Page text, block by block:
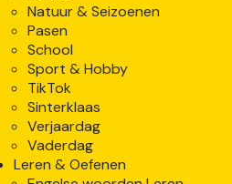
Natuur & Seizoenen
Pasen
School
Sport & Hobby
TikTok
Sinterklaas
Verjaardag
Vaderdag
Leren & Oefenen